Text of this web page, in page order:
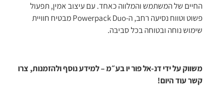
החיים של המשתמש והמלווה כאחד. עם עיצוב אמין, תפעול
פשוט וטווח נסיעה רחב, ה-Powerpack Duo מבטיח חוויית
שימוש נוחה ובטוחה בכל סביבה.
משווק על ידי דנ-אל פור יו בע״מ – למידע נוסף ולהזמנות, צרו
קשר עוד היום!